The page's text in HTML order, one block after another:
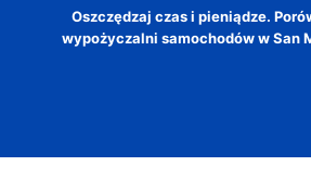
Oszczędzaj czas i pieniądze.
wypożyczalni samochodów w San